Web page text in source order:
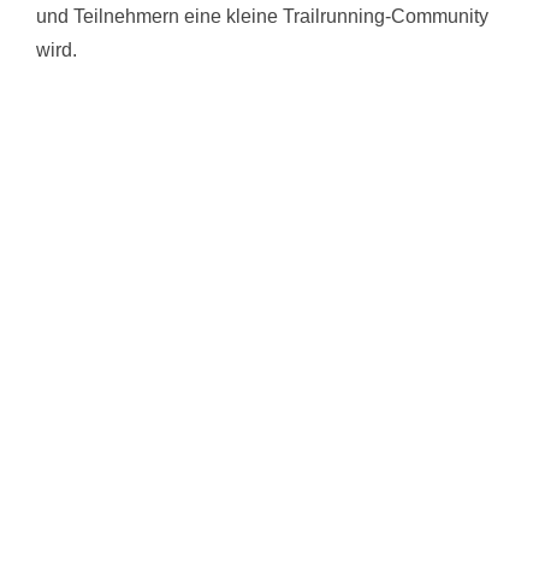
und Teilnehmern eine kleine Trailrunning-Community
wird.